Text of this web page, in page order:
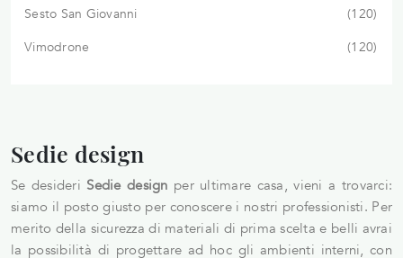
Sesto San Giovanni
120
Vimodrone
120
Sedie design
Se desideri Sedie design per ultimare casa, vieni a trovarci:
siamo il posto giusto per conoscere i nostri professionisti. Per
merito della sicurezza di materiali di prima scelta e belli avrai
la possibilità di progettare ad hoc gli ambienti interni, con